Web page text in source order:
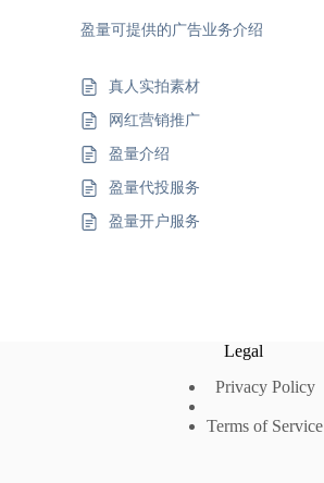
盈量可提供的广告业务介绍
真人实拍素材
网红营销推广
盈量介绍
盈量代投服务
盈量开户服务
Legal
Privacy Policy
Terms of Service